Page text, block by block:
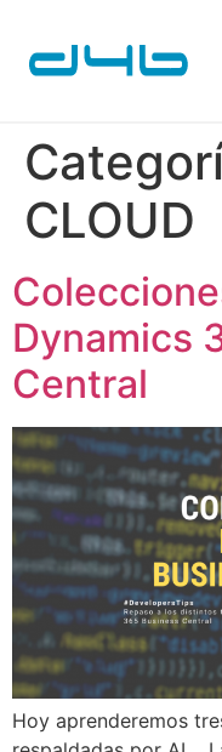
CLOUD
Dynamics
Central
Hoy aprenderemos